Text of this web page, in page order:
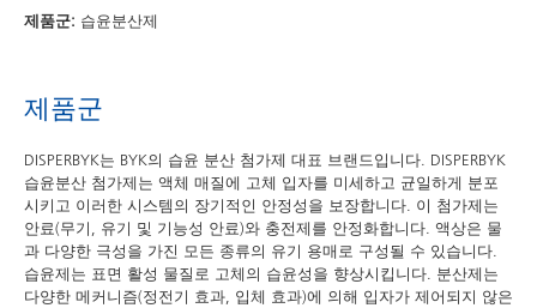
제품군: 습윤분산제
제품군
DISPERBYK는 BYK의 습윤 분산 첨가제 대표 브랜드입니다. DISPERBYK
습윤분산 첨가제는 액체 매질에 고체 입자를 미세하고 균일하게 분포
시키고 이러한 시스템의 장기적인 안정성을 보장합니다. 이 첨가제는
안료(무기, 유기 및 기능성 안료)와 충전제를 안정화합니다. 액상은 물
과 다양한 극성을 가진 모든 종류의 유기 용매로 구성될 수 있습니다.
습윤제는 표면 활성 물질로 고체의 습윤성을 향상시킵니다. 분산제는
다양한 메커니즘(정전기 효과, 입체 효과)에 의해 입자가 제어되지 않은